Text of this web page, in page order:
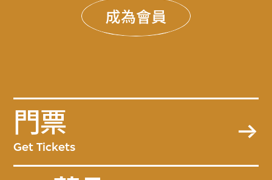
成為會員
門票
Get Tickets